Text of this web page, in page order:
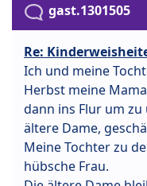
gast.1301505
Re:
Ich und meine
Herbst meine
dann ins Flur um
ältere Dame,
Meine Tochter zu
hübsche Frau.